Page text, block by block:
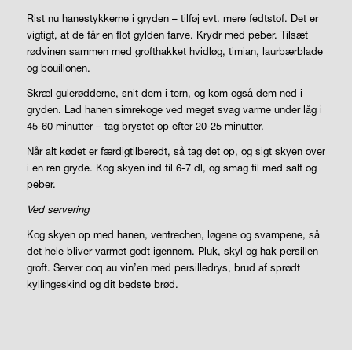
Rist nu hanestykkerne i gryden – tilføj evt. mere fedtstof. Det er
vigtigt, at de får en flot gylden farve. Krydr med peber. Tilsæt
rødvinen sammen med grofthakket hvidløg, timian, laurbærblade
og bouillonen.
Skræl gulerødderne, snit dem i tern, og kom også dem ned i
gryden. Lad hanen simrekoge ved meget svag varme under låg i
45-60 minutter – tag brystet op efter 20-25 minutter.
Når alt kødet er færdigtilberedt, så tag det op, og sigt skyen over
i en ren gryde. Kog skyen ind til 6-7 dl, og smag til med salt og
peber.
Ved servering
Kog skyen op med hanen, ventrechen, løgene og svampene, så
det hele bliver varmet godt igennem. Pluk, skyl og hak persillen
groft. Server coq au vin’en med persilledrys, brud af sprødt
kyllingeskind og dit bedste brød.